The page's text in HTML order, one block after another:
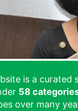
is a curated
58
over many